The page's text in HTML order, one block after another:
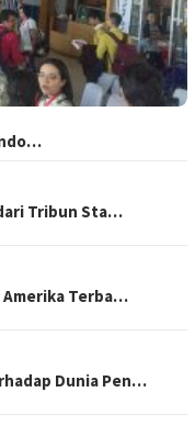
Tribun Sta…
Amerika Terba…
Dunia Pen…